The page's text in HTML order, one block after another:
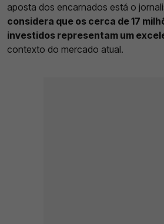
aposta dos encarnados está o
considera que os cerca de 17
investidos representam um
contexto do mercado atual.